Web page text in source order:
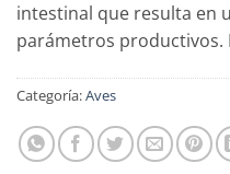
intestinal que resulta en
parámetros productivos.
Categoría:Aves